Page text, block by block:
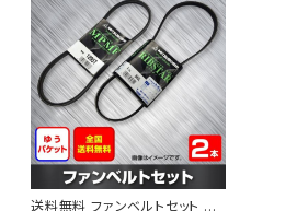
送料無料 ファンベルトセット 日